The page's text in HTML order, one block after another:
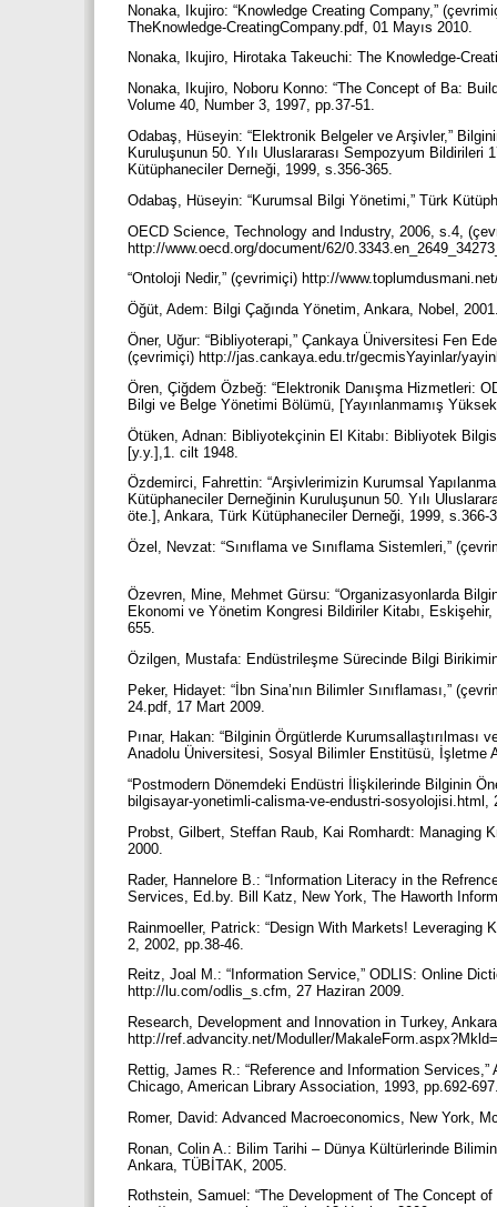
Nonaka, Ikujiro: “Knowledge Creating Company,”
TheKnowledge-CreatingCompany.pdf, 01 Mayıs 2010.
Nonaka, Ikujiro, Hirotaka Takeuchi: The Knowledge-
Nonaka, Ikujiro, Noboru Konno: “The Concept of Ba:
Volume 40, Number 3, 1997, pp.37-51.
Odabaş, Hüseyin: “Elektronik Belgeler ve Arşivler,”
Kuruluşunun 50. Yılı Uluslararası Sempozyum
Kütüphaneciler Derneği, 1999, s.356-365.
Odabaş, Hüseyin: “Kurumsal Bilgi Yönetimi,” Türk
OECD Science, Technology and Industry, 2006, s.4,
http://www.oecd.org/document/62/
“Ontoloji Nedir,” (çevrimiçi) http://
Öğüt, Adem: Bilgi Çağında Yönetim, Ankara, Nobel,
Öner, Uğur: “Bibliyoterapi,” Çankaya Üniversitesi Fen
(çevrimiçi) http://jas.cankaya.edu.tr/gecmisYayinlar/
Ören, Çiğdem Özbeğ: “Elektronik Danışma Hizmetleri:
Bilgi ve Belge Yönetimi Bölümü, [Yayınlanmamış
Ötüken, Adnan: Bibliyotekçinin El Kitabı: Bibliyotek
[y.y.],1. cilt 1948.
Özdemirci, Fahrettin: “Arşivlerimizin Kurumsal
Kütüphaneciler Derneğinin Kuruluşunun 50. Yılı
öte.], Ankara, Türk Kütüphaneciler Derneği, 1999, s.366-
Özel, Nevzat: “Sınıflama ve Sınıflama Sistemleri,”
Özevren, Mine, Mehmet Gürsu: “Organizasyonlarda
Ekonomi ve Yönetim Kongresi Bildiriler Kitabı,
655.
Özilgen, Mustafa: Endüstrileşme Sürecinde Bilgi
Peker, Hidayet: “İbn Sina’nın Bilimler Sınıflaması,”
24.pdf, 17 Mart 2009.
Pınar, Hakan: “Bilginin Örgütlerde
Anadolu Üniversitesi, Sosyal Bilimler Enstitüsü, İşletme
“Postmodern Dönemdeki Endüstri İlişkilerinde Bilginin
bilgisayar-yonetimli-calisma-ve-endustri-
Probst, Gilbert, Steffan Raub, Kai Romhardt: Managing
2000.
Rader, Hannelore B.: “Information Literacy in the
Services, Ed.by. Bill Katz, New York, The Haworth
Rainmoeller, Patrick: “Design With Markets! Leveraging
2, 2002, pp.38-46.
Reitz, Joal M.: “Information Service,” ODLIS: Online
http://lu.com/odlis_s.cfm, 27 Haziran 2009.
Research, Development and Innovation in Turkey,
http://ref.advancity.net/Moduller/
Rettig, James R.: “Reference and Information
Chicago, American Library Association, 1993, pp.692-
Romer, David: Advanced Macroeconomics, New York,
Ronan, Colin A.: Bilim Tarihi – Dünya Kültürlerinde
Ankara, TÜBİTAK, 2005.
Rothstein, Samuel: “The Development of The Concept